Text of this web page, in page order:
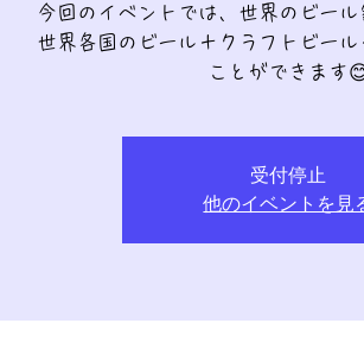
今回のイベントでは、世界のビール
世界各国のビール＋クラフトビー
ことができます
受付停止
他のイベントを見